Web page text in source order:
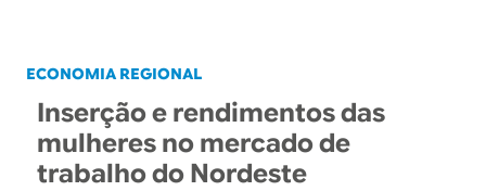
g
á
r
ECONOMIA REGIONAL
Inserção e rendimentos das
mulheres no mercado de
trabalho do Nordeste